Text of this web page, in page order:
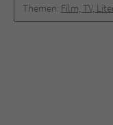
Themen: Film, TV,